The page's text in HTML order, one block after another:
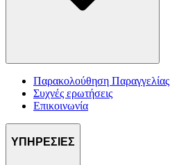
Παρακολούθηση Παραγγελίας
Συχνές ερωτήσεις
Επικοινωνία
ΥΠΗΡΕΣΙΕΣ